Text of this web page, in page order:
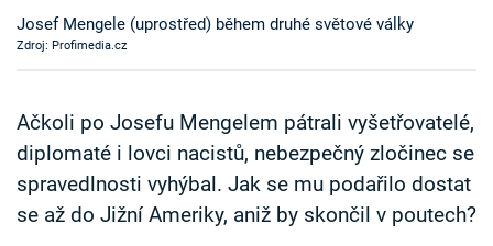
Přihlášení
Josef Mengele (uprostřed) během druhé světové války
Zdroj: Profimedia.cz
Ačkoli po Josefu Mengelem pátrali vyšetřovatelé,
diplomaté i lovci nacistů, nebezpečný zločinec se
spravedlnosti vyhýbal. Jak se mu podařilo dostat
se až do Jižní Ameriky, aniž by skončil v poutech?